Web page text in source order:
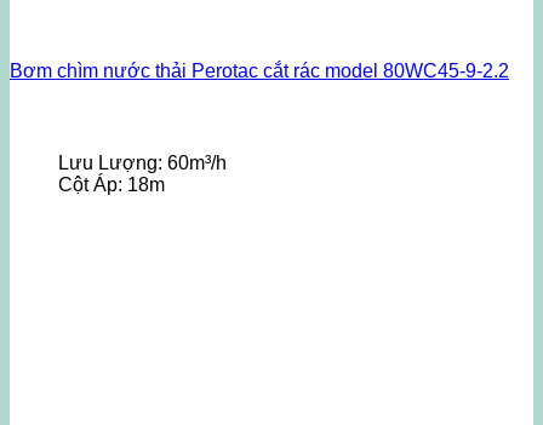
Bơm chìm nước thải Perotac cắt rác model 80WC45-9-2.2
Lưu Lượng: 60m³/h
Cột Áp: 18m